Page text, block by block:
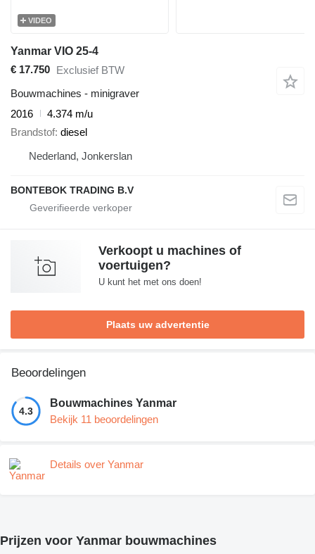
VIDEO
Yanmar VIO 25-4
€ 17.750 Exclusief BTW
Bouwmachines - minigraver
2016
4.374 m/u
Brandstof diesel
Nederland, Jonkerslan
BONTEBOK TRADING B.V
Verkoopt u machines of
voertuigen?
U kunt het met ons doen!
Plaats uw advertentie
Beoordelingen
4.3
Bouwmachines Yanmar
Bekijk 11 beoordelingen
Details over Yanmar
Prijzen voor Yanmar bouwmachines